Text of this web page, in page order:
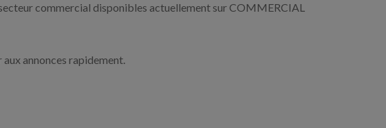
commercial disponibles actuellement sur COMMERCIAL
annonces rapidement.